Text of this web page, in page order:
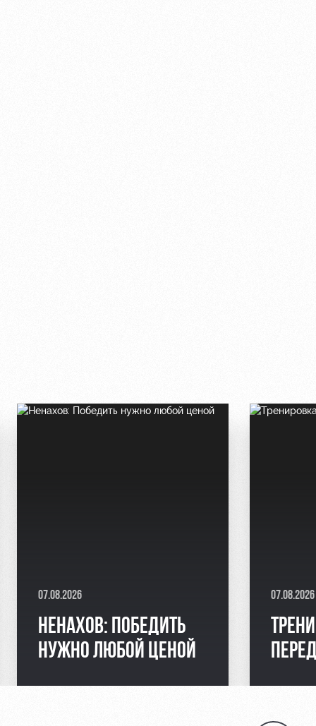
07.08.2026
НЕНАХОВ: ПОБЕДИТЬ
НУЖНО ЛЮБОЙ ЦЕНОЙ
07.08.2026